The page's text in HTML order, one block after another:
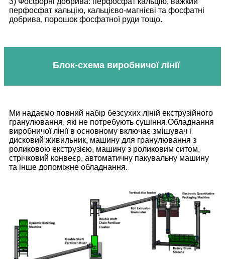
перфосфат кальцію, кальцієво-магнієві та фосфатні
добрива, порошок фосфатної руди тощо.
Блок-схема виробничої лінії
Ми надаємо повний набір безсухих ліній екструзійного
гранулювання, які не потребують сушіння.Обладнання
виробничої лінії в основному включає змішувач і
дисковий живильник, машину для гранулювання з
роликовою екструзією, машину з роликовим ситом,
стрічковий конвеєр, автоматичну пакувальну машину
та інше допоміжне обладнання.